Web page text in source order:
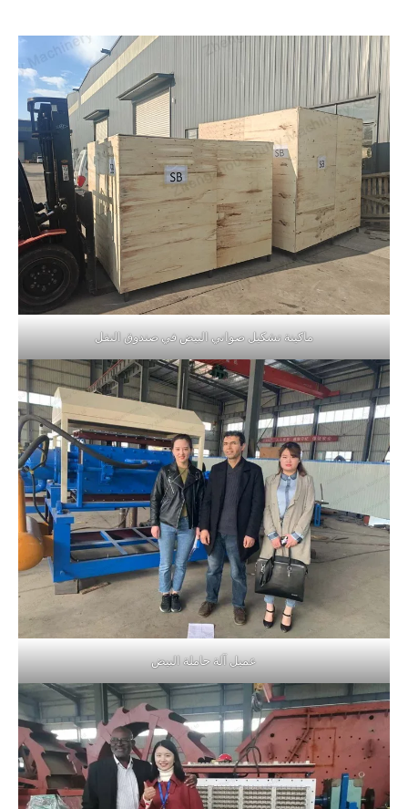
ماكينة تشكيل صواني البيض في صندوق النقل
عميل آلة حاملة البيض